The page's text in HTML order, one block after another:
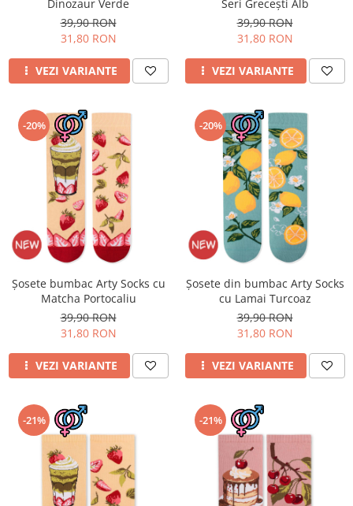
Merino Warm
Merino Etno
Cutie Cadou Merino
Drumetie
Sosete medicinale
Sosete termice
Sosete medicinale
Sosete termice
Dinozaur Verde
39,90 RON
31,80 RON
VEZI VARIANTE
Seri Grecești Alb
39,90 RON
31,80 RON
VEZI VARIANTE
-20%
Șosete bumbac Arty Socks cu
Matcha Portocaliu
39,90 RON
31,80 RON
VEZI VARIANTE
-20%
Șosete din bumbac Arty Socks
cu Lamai Turcoaz
39,90 RON
31,80 RON
VEZI VARIANTE
-21% -21%